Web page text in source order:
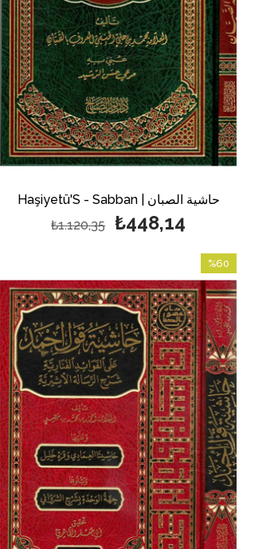
Haşiyetü'S - Sabban | حاشية الصبان
₺448,14
₺1.120,35
%60
İndirim
%60İndirim